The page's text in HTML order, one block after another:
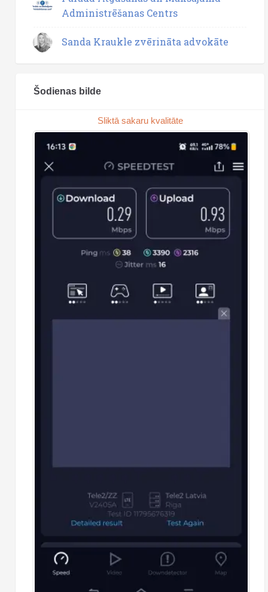
Administrēšanas Centrs
Sanda Kraukle zvērināta advokāte
Šodienas bilde
Sliktā sakaru kvalitāte